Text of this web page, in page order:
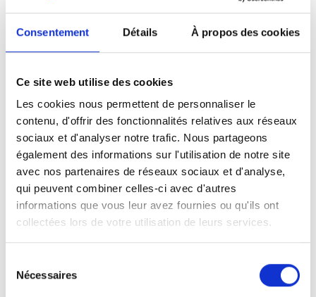
Consentement Détails À propos des cookies
Ce site web utilise des cookies
Les cookies nous permettent de personnaliser le
contenu, d'offrir des fonctionnalités relatives aux réseaux
sociaux et d'analyser notre trafic. Nous partageons
également des informations sur l'utilisation de notre site
avec nos partenaires de réseaux sociaux et d'analyse,
qui peuvent combiner celles-ci avec d'autres
informations que vous leur avez fournies ou qu'ils ont
collectées lors de votre utilisation de leurs services.
Nécessaires
Lisez plus Plus d'articles
communautés de la diaspora